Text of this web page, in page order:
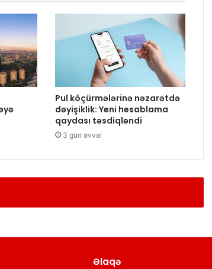
Pul köçürmələrinə nəzarətdə
dəyişiklik: Yeni hesablama
qaydası təsdiqləndi
3 gün əvvəl
Əlaqə